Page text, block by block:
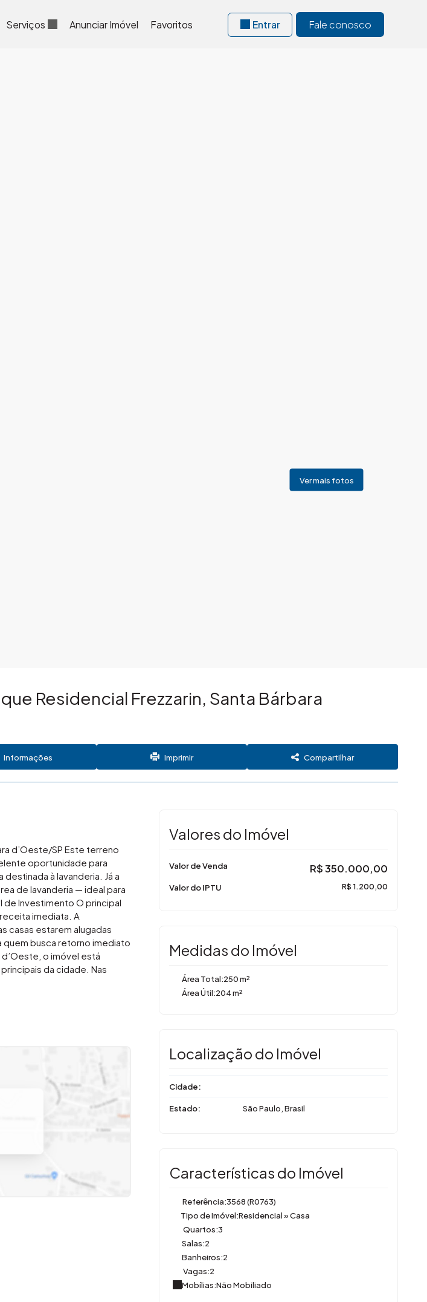
Fale conosco
Entrar
Favoritos
Anunciar Imóvel
Serviços
Residencial Frezzarin, Santa Bárbara
Informações Imprimir Compartilhar
d’Oeste/SP Este terreno
oportunidade para
à lavanderia. Já a
de lavanderia — ideal para
Investimento O principal
imediata. A
casas estarem alugadas
quem busca retorno imediato
d’Oeste, o imóvel está
da cidade. Nas
escolas e pontos de
para moradores. A
do entorno.
Valores do Imóvel
R$350.000,00
Valor de Venda
Valor do IPTU R$ 1.200,00
Medidas do Imóvel
Área Total:250 m²
Área Útil:204 m²
Localização do Imóvel
Cidade:
Estado: São Paulo, Brasil
Características do Imóvel
Referência:3568(R0763)
Tipo de Imóvel:Residencial»Casa
Quartos:3
Salas:2
Banheiros:2
Vagas:2
Mobílias:Não Mobiliado